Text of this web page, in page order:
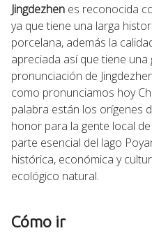
Jingdezhen es reconocida
ya que tiene una larga
porcelana, además la
apreciada así que tiene una
pronunciación de
como pronunciamos hoy
palabra están los orígenes
honor para la gente local
parte esencial del lago
histórica, económica y
ecológico natural.
Cómo ir